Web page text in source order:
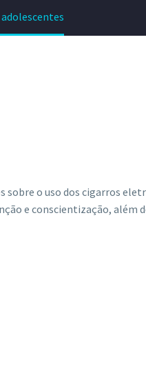
sobre o uso dos cigarros
e conscientização, além